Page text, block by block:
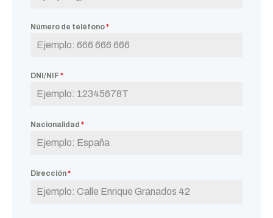
Número de teléfono*
DNI/NIF *
Nacionalidad *
Dirección*